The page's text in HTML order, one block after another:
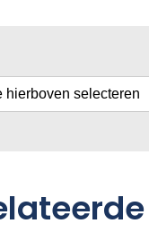
hierboven selecteren